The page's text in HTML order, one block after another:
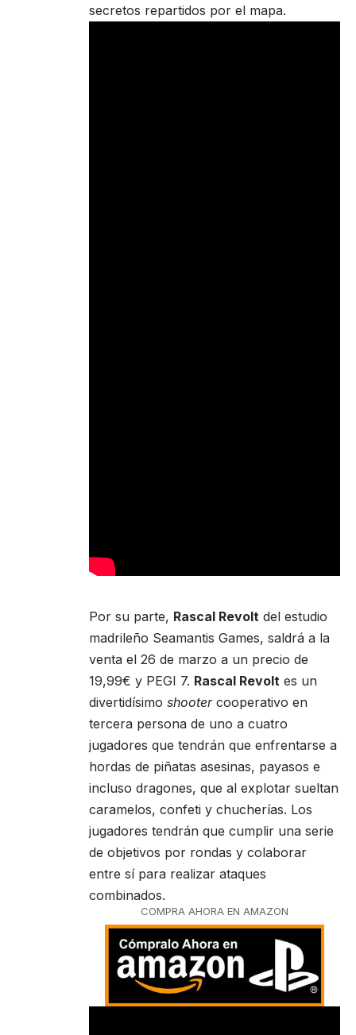
secretos repartidos por el mapa.
Por su parte, Rascal Revolt del estudio
madrileño Seamantis Games, saldrá a la
venta el 26 de marzo a un precio de
19,99€ y PEGI 7. Rascal Revolt es un
divertidísimo shooter cooperativo en
tercera persona de uno a cuatro
jugadores que tendrán que enfrentarse a
hordas de piñatas asesinas, payasos e
incluso dragones, que al explotar sueltan
caramelos, confeti y chucherías. Los
jugadores tendrán que cumplir una serie
de objetivos por rondas y colaborar
entre sí para realizar ataques
combinados.
COMPRA AHORA EN AMAZON